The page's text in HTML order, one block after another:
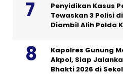
Penyidikan Kasus
Tewaskan 3 Polisi
Diambil Alih Polda
Kapolres Gunung
Akpol, Siap
Bhakti 2026 di